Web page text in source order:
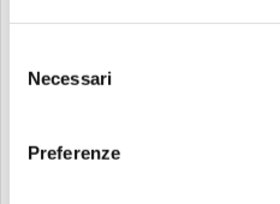
delNecessari
Preferenze
asciutti, con suoni bassi e
rivestite e l'ampio
martellamento a mano